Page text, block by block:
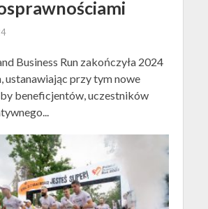
Business Run zakończyła 2024
ustanawiając przy tym nowe
beneficjentów, uczestników